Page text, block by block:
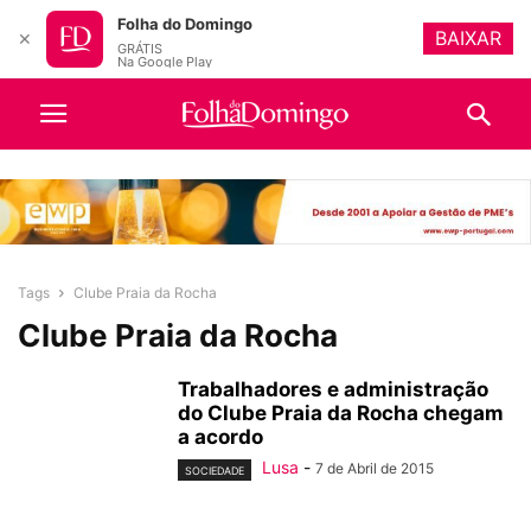
Tags Clube Praia da Rocha
Clube Praia da Rocha
Trabalhadores e administração
do Clube Praia da Rocha chegam
a acordo
SOCIEDADE Lusa - 7 de Abril de 2015
✕
Folha do Domingo
GRÁTIS
Na Google Play
BAIXAR